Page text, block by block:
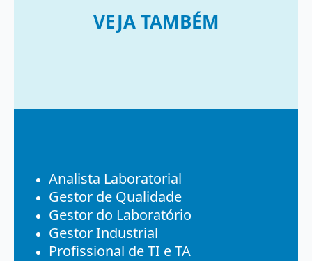
VEJA TAMBÉM
Analista Laboratorial
Gestor de Qualidade
Gestor do Laboratório
Gestor Industrial
Profissional de TI e TA